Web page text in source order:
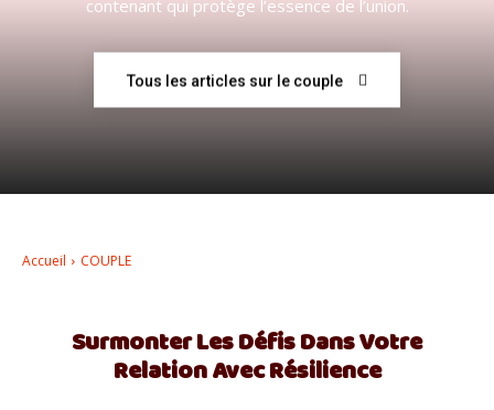
–
contenant qui protège l’essence de l’union.
Tous les articles sur le couple
Accueil COUPLE
Surmonter Les Défis Dans Votre
Relation Avec Résilience